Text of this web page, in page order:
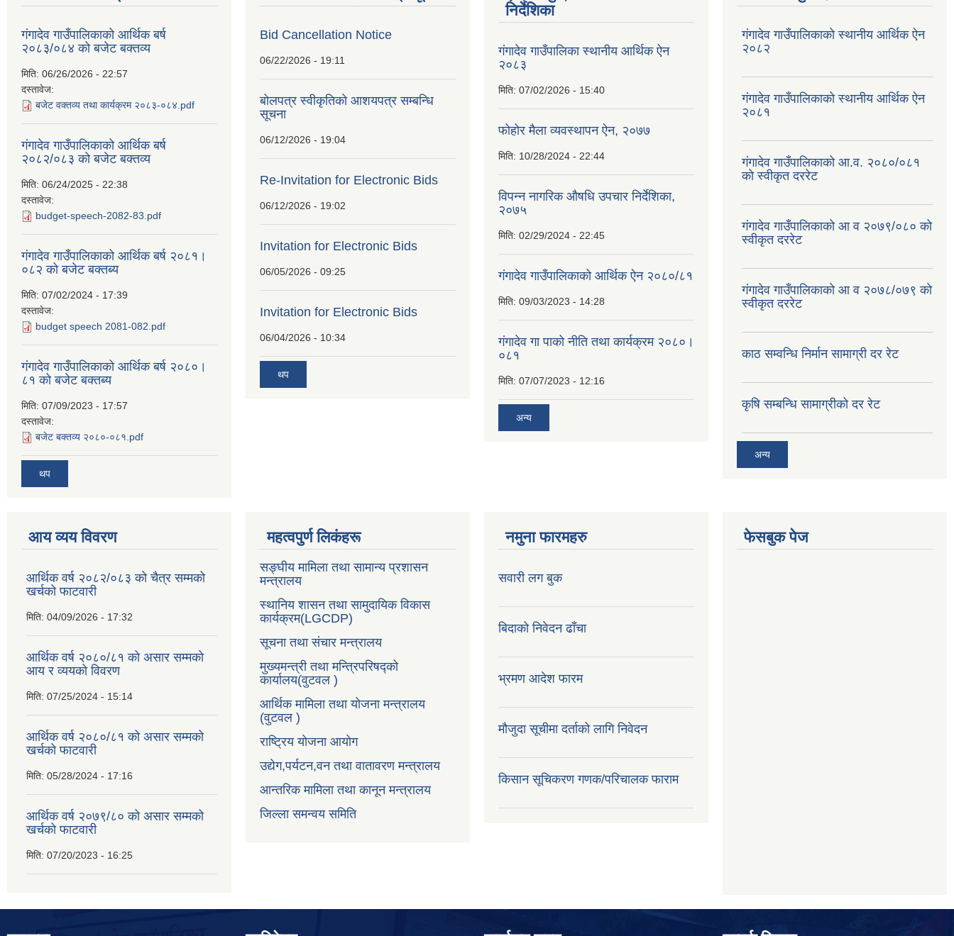
गंगादेव गाउँपालिकाको आर्थिक बर्ष
२०८३/०८४ को बजेट बक्तव्य
मिति: 06/26/2026 - 22:57
दस्तावेज:
बजेट वक्तव्य तथा कार्यक्रम २०८३-०८४.pdf
गंगादेव गाउँपालिकाको आर्थिक बर्ष
२०८२/०८३ को बजेट बक्तव्य
मिति: 06/24/2025 - 22:38
दस्तावेज:
budget-speech-2082-83.pdf
गंगादेव गाउँपालिकाको आर्थिक बर्ष २०८१।
०८२ को बजेट बक्तब्य
मिति: 07/02/2024 - 17:39
दस्तावेज:
budget speech 2081-082.pdf
गंगादेव गाउँपालिकाको आर्थिक बर्ष २०८०।
८१ को बजेट बक्तब्य
मिति: 07/09/2023 - 17:57
दस्तावेज:
बजेट बक्तव्य २०८०-०८१.pdf
थप
Bid Cancellation Notice
06/22/2026 - 19:11
बोलपत्र स्वीकृतिको आशयपत्र सम्बन्धि
सूचना
06/12/2026 - 19:04
Re-Invitation for Electronic Bids
06/12/2026 - 19:02
Invitation for Electronic Bids
06/05/2026 - 09:25
Invitation for Electronic Bids
06/04/2026 - 10:34
थप
निर्देशिका
गंगादेव गाउँपालिका स्थानीय आर्थिक ऐन
२०८३
मिति: 07/02/2026 - 15:40
फोहोर मैला व्यवस्थापन ऐन, २०७७
मिति: 10/28/2024 - 22:44
विपन्न नागरिक औषधि उपचार निर्देशिका,
२०७५
मिति: 02/29/2024 - 22:45
गंगादेव गाउँपालिकाको आर्थिक ऐन २०८०/८१
मिति: 09/03/2023 - 14:28
गंगादेव गा पाको नीति तथा कार्यक्रम २०८०।
०८१
मिति: 07/07/2023 - 12:16
अन्य
गंगादेव गाउँपालिकाको स्थानीय आर्थिक ऐन
२०८२
गंगादेव गाउँपालिकाको स्थानीय आर्थिक ऐन
२०८१
गंगादेव गाउँपालिकाको आ.व. २०८०/०८१
को स्वीकृत दररेट
गंगादेव गाउँपालिकाको आ व २०७९/०८० को
स्वीकृत दररेट
गंगादेव गाउँपालिकाको आ व २०७८/०७९ को
स्वीकृत दररेट
काठ सम्वन्धि निर्मान सामाग्री दर रेट
कृषि सम्बन्धि सामाग्रीको दर रेट
अन्य
आय व्यय विवरण
आर्थिक वर्ष २०८२/०८३ को चैत्र सम्मको
खर्चको फाटवारी
मिति: 04/09/2026 - 17:32
आर्थिक वर्ष २०८०/८१ को असार सम्मको
आय र व्ययको विवरण
मिति: 07/25/2024 - 15:14
आर्थिक वर्ष २०८०/८१ को असार सम्मको
खर्चको फाटवारी
मिति: 05/28/2024 - 17:16
आर्थिक वर्ष २०७९/८० को असार सम्मको
खर्चको फाटवारी
मिति: 07/20/2023 - 16:25
महत्वपुर्ण लिकंहरू
सङ्घीय मामिला तथा सामान्य प्रशासन
मन्त्रालय
स्थानिय शासन तथा सामुदायिक विकास
कार्यक्रम(LGCDP)
सूचना तथा संचार मन्त्रालय
मुख्यमन्त्री तथा मन्त्रिपरिषद्को
कार्यालय(वुटवल )
आर्थिक मामिला तथा योजना मन्त्रालय
(वुटवल )
राष्ट्रिय योजना आयोग
उद्येग,पर्यटन,वन तथा वातावरण मन्त्रालय
आन्तरिक मामिला तथा कानून मन्त्रालय
जिल्ला समन्वय समिति
नमुना फारमहरु
सवारी लग बुक
बिदाको निवेदन ढाँचा
भ्रमण आदेश फारम
मौजुदा सूचीमा दर्ताको लागि निवेदन
किसान सूचिकरण गणक/परिचालक फाराम
फेसबुक पेज